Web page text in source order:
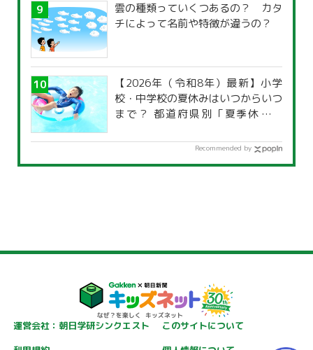
雲の種類っていくつあるの？ カタ
チによって名前や特徴が違うの？
【2026年（令和8年）最新】小学
校・中学校の夏休みはいつからいつ
まで？ 都道府県別「夏季休暇一
Recommended by
運営会社：朝日学研シンクエスト
このサイトについて